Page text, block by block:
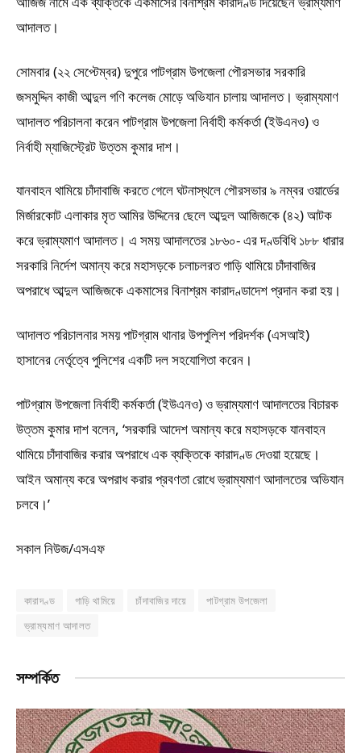
আদালত।
সোমবার (২২ সেপ্টেম্বর) দুপুরে পাটগ্রাম উপজেলা পৌরসভার সরকারি
জসমুদ্দিন কাজী আব্দুল গণি কলেজ মোড়ে অভিযান চালায় আদালত। ভ্রাম্যমাণ
আদালত পরিচালনা করেন পাটগ্রাম উপজেলা নির্বাহী কর্মকর্তা (ইউএনও) ও
নির্বাহী ম্যাজিস্ট্রেট উত্তম কুমার দাশ।
যানবাহন থামিয়ে চাঁদাবাজি করতে গেলে ঘটনাস্থলে পৌরসভার ৯ নম্বর ওয়ার্ডের
মির্জারকোট এলাকার মৃত আমির উদ্দিনের ছেলে আব্দুল আজিজকে (৪২) আটক
করে ভ্রাম্যমাণ আদালত। এ সময় আদালতের ১৮৬০- এর দণ্ডবিধি ১৮৮ ধারার
সরকারি নির্দেশ অমান্য করে মহাসড়কে চলাচলরত গাড়ি থামিয়ে চাঁদাবাজির
অপরাধে আব্দুল আজিজকে একমাসের বিনাশ্রম কারাদণ্ডাদেশ প্রদান করা হয়।
আদালত পরিচালনার সময় পাটগ্রাম থানার উপপুলিশ পরিদর্শক (এসআই)
হাসানের নের্তৃত্বে পুলিশের একটি দল সহযোগিতা করেন।
পাটগ্রাম উপজেলা নির্বাহী কর্মকর্তা (ইউএনও) ও ভ্রাম্যমাণ আদালতের বিচারক
উত্তম কুমার দাশ বলেন, ‘সরকারি আদেশ অমান্য করে মহাসড়কে যানবাহন
থামিয়ে চাঁদাবাজির করার অপরাধে এক ব্যক্তিকে কারাদণ্ড দেওয়া হয়েছে।
আইন অমান্য করে অপরাধ করার প্রবণতা রোধে ভ্রাম্যমাণ আদালতের অভিযান
চলবে।’
সকাল নিউজ/এসএফ
কারাদণ্ড গাড়ি থামিয়ে চাঁদাবাজির দায়ে
পাটগ্রাম উপজেলা
ভ্রাম্যমাণ আদালত
সম্পর্কিত